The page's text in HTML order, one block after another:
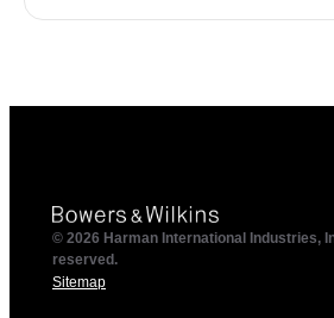
© 2026 Harman International Industries,
reserved.
Sitemap